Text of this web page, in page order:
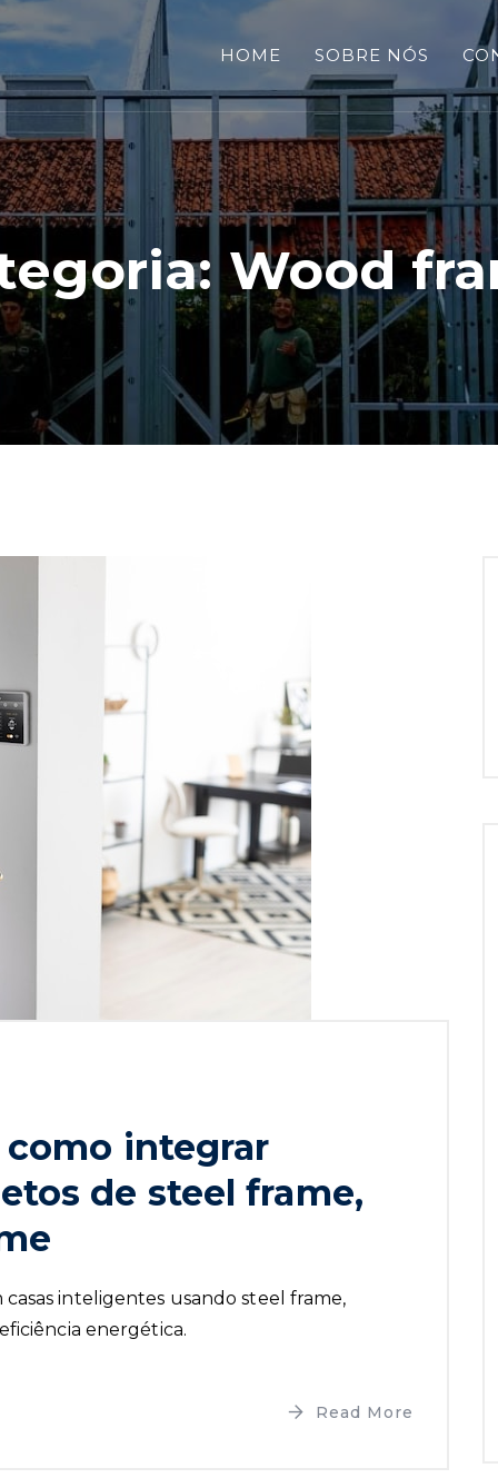
HOME SOBRE NÓS
Wood
como integrar
de steel frame,
inteligentes usando steel frame,
energética.
Read More